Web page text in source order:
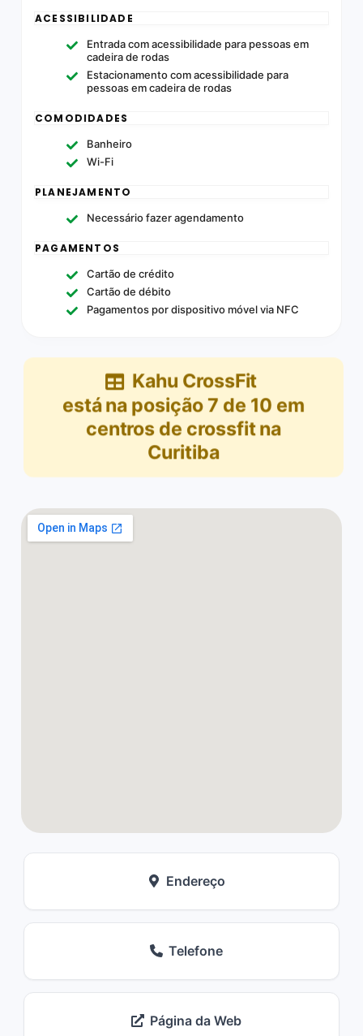
ACESSIBILIDADE
Entrada com acessibilidade para pessoas em
cadeira de rodas
Estacionamento com acessibilidade para
pessoas em cadeira de rodas
COMODIDADES
Banheiro
Wi-Fi
PLANEJAMENTO
Necessário fazer agendamento
PAGAMENTOS
Cartão de crédito
Cartão de débito
Pagamentos por dispositivo móvel via NFC
Kahu CrossFit
está na posição7 de 10 em
centros de crossfit na
Curitiba
Endereço
Telefone
Página da Web